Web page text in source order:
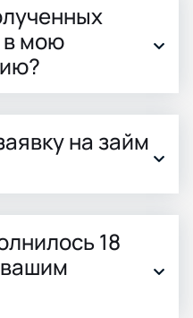
в мою
на займ
18
вашим